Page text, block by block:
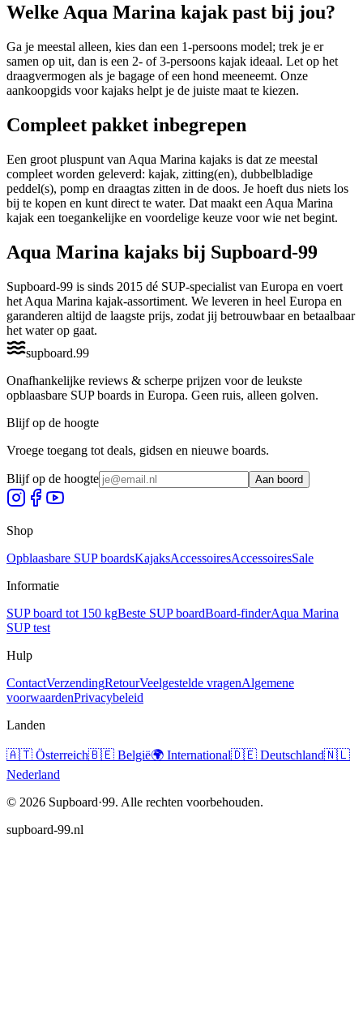
Welke Aqua Marina kajak past bij jou?
Ga je meestal alleen, kies dan een 1-persoons model; trek je er
samen op uit, dan is een 2- of 3-persoons kajak ideaal. Let op het
draagvermogen als je bagage of een hond meeneemt. Onze
aankoopgids voor kajaks helpt je de juiste maat te kiezen.
Compleet pakket inbegrepen
Een groot pluspunt van Aqua Marina kajaks is dat ze meestal
compleet worden geleverd: kajak, zitting(en), dubbelbladige
peddel(s), pomp en draagtas zitten in de doos. Je hoeft dus niets los
bij te kopen en kunt direct te water. Dat maakt een Aqua Marina
kajak een toegankelijke en voordelige keuze voor wie net begint.
Aqua Marina kajaks bij Supboard-99
Supboard-99 is sinds 2015 dé SUP-specialist van Europa en voert
het Aqua Marina kajak-assortiment. We leveren in heel Europa en
garanderen altijd de laagste prijs, zodat jij betrouwbaar en betaalbaar
het water op gaat.
supboard.99
Onafhankelijke reviews & scherpe prijzen voor de leukste
opblaasbare SUP boards in Europa. Geen ruis, alleen golven.
Blijf op de hoogte
Vroege toegang tot deals, gidsen en nieuwe boards.
Blijf op de hoogte Aan boord
Shop
Opblaasbare SUP boardsKajaksAccessoiresAccessoiresSale
Informatie
SUP board tot 150 kgBeste SUP boardBoard-finderAqua Marina
SUP test
Hulp
ContactVerzendingRetourVeelgestelde vragenAlgemene
voorwaardenPrivacybeleid
Landen
🇦🇹 Österreich🇧🇪 België🌍 International🇩🇪 Deutschland🇳🇱
Nederland
© 2026 Supboard·99. Alle rechten voorbehouden.
supboard-99.nl